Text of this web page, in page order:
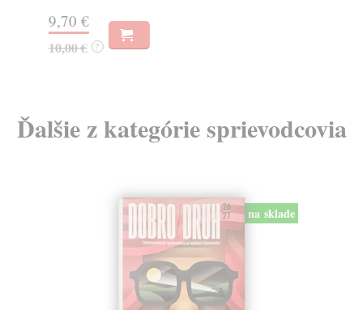
9,70 €
10,00 € ?
Ďalšie z kategórie sprievodcovia
na sklade